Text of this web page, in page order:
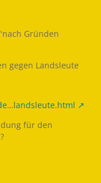
Gründen
gegen Landsleute
für den